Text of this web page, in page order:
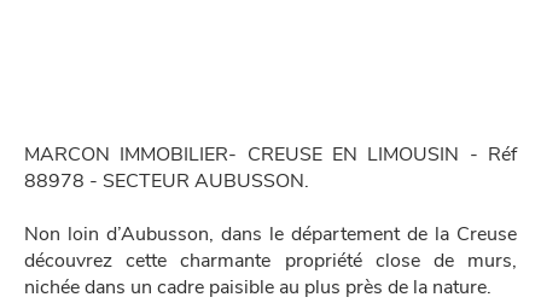
MARCON IMMOBILIER- CREUSE EN LIMOUSIN - Réf
88978 - SECTEUR AUBUSSON.
Non loin d’Aubusson, dans le département de la Creuse
découvrez cette charmante propriété close de murs,
nichée dans un cadre paisible au plus près de la nature.